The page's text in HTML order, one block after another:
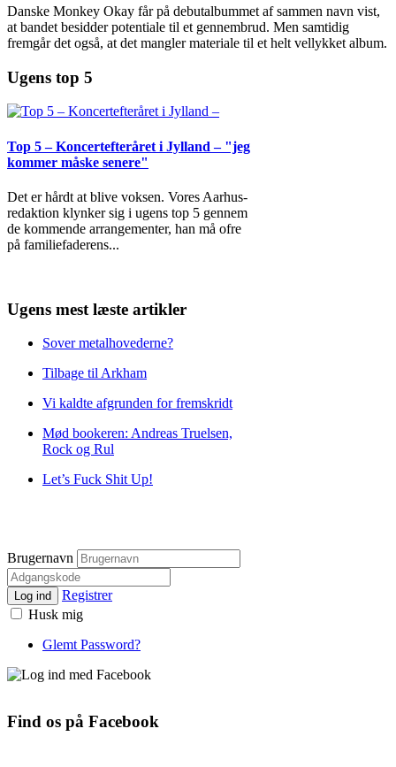
Danske Monkey Okay får på debutalbummet af sammen navn vist,
at bandet besidder potentiale til et gennembrud. Men samtidig
fremgår det også, at det mangler materiale til et helt vellykket album.
Ugens top 5
Top 5 – Koncertefteråret i Jylland – "jeg
kommer måske senere"
Det er hårdt at blive voksen. Vores Aarhus-
redaktion klynker sig i ugens top 5 gennem
de kommende arrangementer, han må ofre
på familiefaderens...
Ugens mest læste artikler
Sover metalhovederne?
Tilbage til Arkham
Vi kaldte afgrunden for fremskridt
Mød bookeren: Andreas Truelsen,
Rock og Rul
Let’s Fuck Shit Up!
Brugernavn
Log ind
Registrer
Husk mig
Glemt Password?
Find os på Facebook